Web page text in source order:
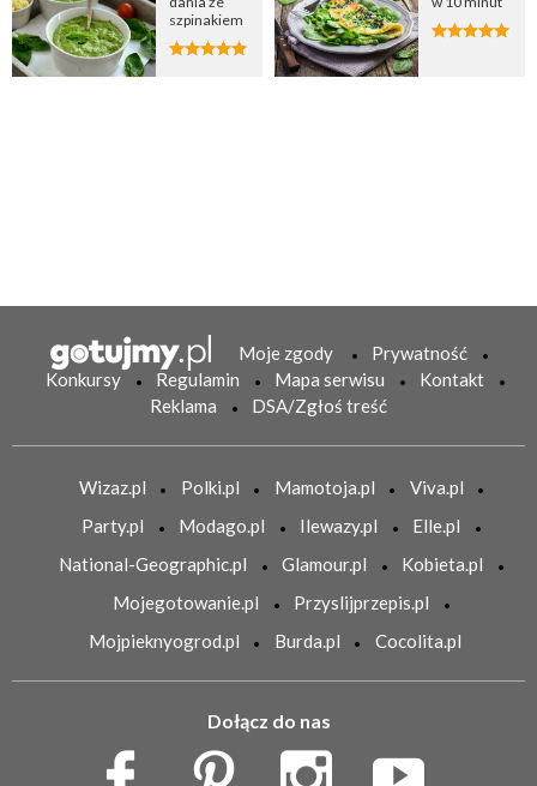
szpinakiem
Moje zgody
Prywatność
Konkursy
Regulamin Mapa serwisu
Kontakt
Reklama
DSA/Zgłoś treść
Wizaz.pl Polki.pl Mamotoja.pl
Viva.pl
Party.pl
Modago.pl Ilewazy.pl
Elle.pl
National-Geographic.pl
Glamour.pl
Kobieta.pl
Mojegotowanie.pl
Przyslijprzepis.pl
Mojpieknyogrod.pl
Burda.pl Cocolita.pl
Dołącz do nas